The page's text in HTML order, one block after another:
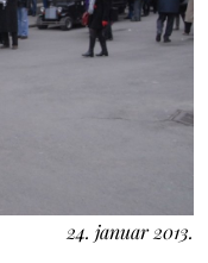
24. januar 2013.